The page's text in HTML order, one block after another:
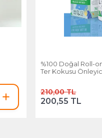
%100 Doğal Roll-
Ter Kokusu
210,00 TL
200,55 TL